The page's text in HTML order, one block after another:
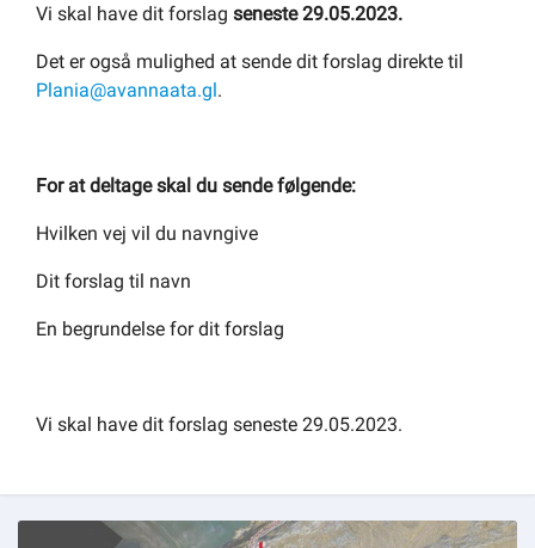
Vi skal have dit forslag seneste 29.05.2023.
Det er også mulighed at sende dit forslag direkte til
Plania@avannaata.gl.
For at deltage skal du sende følgende:
Hvilken vej vil du navngive
Dit forslag til navn
En begrundelse for dit forslag
Vi skal have dit forslag seneste 29.05.2023.